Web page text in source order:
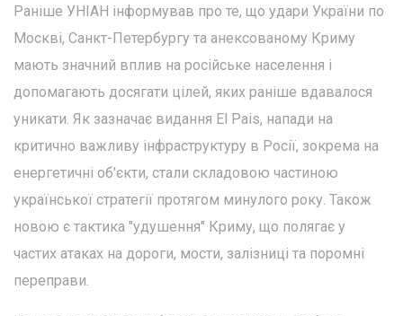
Раніше УНІАН інформував про те, що удари України по
Москві, Санкт-Петербургу та анексованому Криму
мають значний вплив на російське населення і
допомагають досягати цілей, яких раніше вдавалося
уникати. Як зазначає видання El Pais, напади на
критично важливу інфраструктуру в Росії, зокрема на
енергетичні об'єкти, стали складовою частиною
української стратегії протягом минулого року. Також
новою є тактика "удушення" Криму, що полягає у
частих атаках на дороги, мости, залізниці та поромні
переправи.